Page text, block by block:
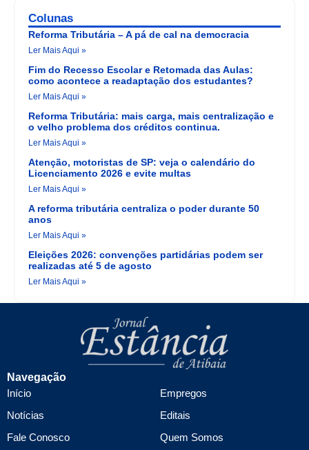
Colunas
Reforma Tributária – A pá de cal na democracia
Ler Mais Aqui »
Fim do Recesso Escolar e Retomada das Aulas:
como acontece a readaptação dos estudantes?
Ler Mais Aqui »
Reforma Tributária: mais carga, mais centralização e
o velho problema dos créditos continua.
Ler Mais Aqui »
Atenção, motoristas de SP: veja o calendário do
Licenciamento 2026 e evite multas
Ler Mais Aqui »
A reforma tributária centraliza o poder durante 50
anos
Ler Mais Aqui »
Eleições 2026: convenções partidárias podem ser
realizadas até 5 de agosto
Ler Mais Aqui »
Navegação
Início
Notícias
Fale Conosco
Empregos
Editais
Quem Somos